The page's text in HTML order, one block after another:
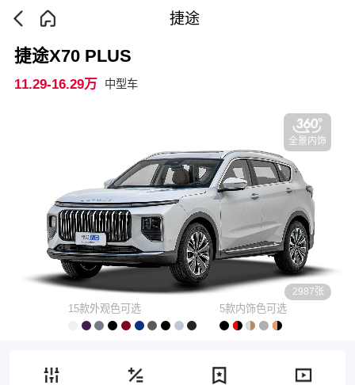
捷途
全景内饰
2987张
捷途X70 PLUS
11.29-16.29万 中型车
15款外观色可选 5款内饰色可选